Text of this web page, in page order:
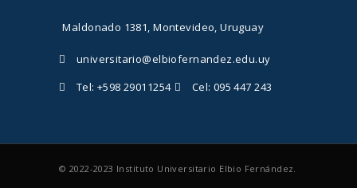
Maldonado 1381, Montevideo, Uruguay
universitario@elbiofernandez.edu.uy
Tel: +598 29011254
Cel: 095 447 243
© 2022-2023 Instituto Universitario Elbio Fernández.